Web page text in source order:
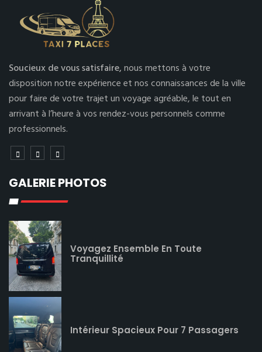
Soucieux de vous satisfaire,nous mettons à votre
disposition notre expérience et nos connaissances de la ville
pour faire de votre trajet un voyage agréable, le tout en
arrivant à l’heure à vos rendez-vous personnels comme
professionnels.
GALERIE PHOTOS
Voyagez Ensemble En Toute
Tranquillité
Intérieur Spacieux Pour 7 Passagers